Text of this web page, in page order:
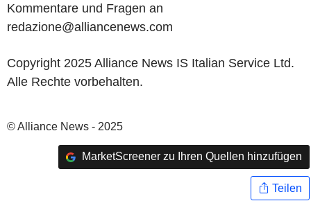
Kommentare und Fragen an
redazione@alliancenews.com
Copyright 2025 Alliance News IS Italian Service Ltd.
Alle Rechte vorbehalten.
© Alliance News - 2025
MarketScreener zu Ihren Quellen hinzufügen
Teilen